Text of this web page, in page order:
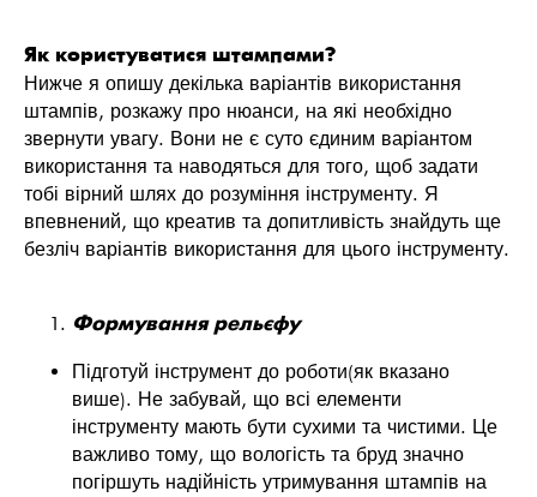
Як користуватися штампами?
Нижче я опишу декілька варіантів використання
штампів, розкажу про нюанси, на які необхідно
звернути увагу. Вони не є суто єдиним варіантом
використання та наводяться для того, щоб задати
тобі вірний шлях до розуміння інструменту. Я
впевнений, що креатив та допитливість знайдуть ще
безліч варіантів використання для цього інструменту.
Формування рельєфу
Підготуй інструмент до роботи(як вказано
више). Не забувай, що всі елементи
інструменту мають бути сухими та чистими. Це
важливо тому, що вологість та бруд значно
погіршуть надійність утримування штампів на